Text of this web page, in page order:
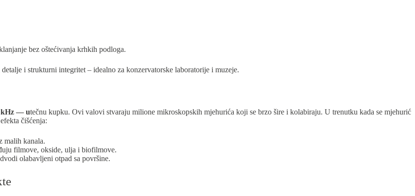
bez oštećivanja krhkih podloga.
i strukturni integritet – idealno za konzervatorske laboratorije i muzeje.
kHz — utečnu kupku. Ovi valovi stvaraju milione mikroskopskih mjehurića koji se brzo šire i kolabiraju. U trenutku kada se mjehurić
čišćenja:
malih kanala.
filmove, okside, ulja i biofilmove.
olabavljeni otpad sa površine.